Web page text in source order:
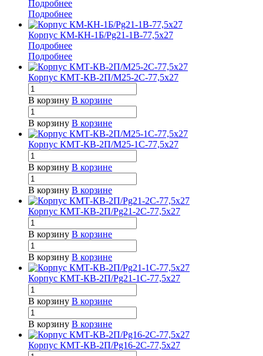
Подробнее
Подробнее
Корпус КМ-КН-1Б/Pg21-1В-77,5х27
Подробнее
Подробнее
Корпус КМТ-КВ-2П/М25-2С-77,5х27
В корзину В корзине
В корзину В корзине
Корпус КМТ-КВ-2П/М25-1С-77,5х27
В корзину В корзине
В корзину В корзине
Корпус КМТ-КВ-2П/Pg21-2С-77,5х27
В корзину В корзине
В корзину В корзине
Корпус КМТ-КВ-2П/Pg21-1С-77,5х27
В корзину В корзине
В корзину В корзине
Корпус КМТ-КВ-2П/Pg16-2С-77,5х27